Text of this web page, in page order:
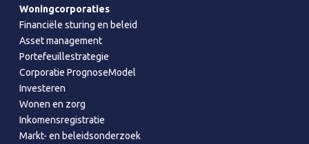
Woningcorporaties
Financiële sturing en beleid
Asset management
Portefeuillestrategie
Corporatie PrognoseModel
Investeren
Wonen en zorg
Inkomensregistratie
Markt- en beleidsonderzoek